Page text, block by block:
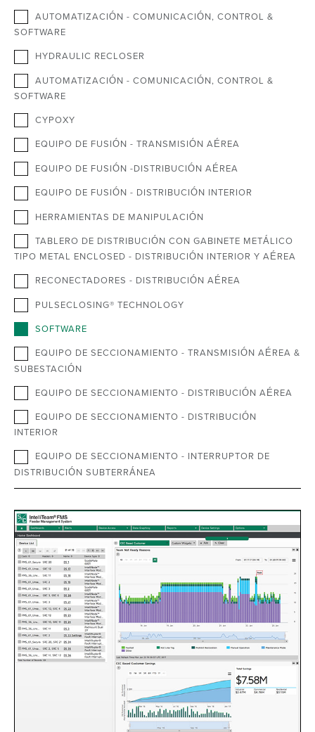
AUTOMATIZACIÓN - COMUNICACIÓN, CONTROL &
SOFTWARE
HYDRAULIC RECLOSER
AUTOMATIZACIÓN - COMUNICACIÓN, CONTROL &
SOFTWARE
CYPOXY
EQUIPO DE FUSIÓN - TRANSMISIÓN AÉREA
EQUIPO DE FUSIÓN -DISTRIBUCIÓN AÉREA
EQUIPO DE FUSIÓN - DISTRIBUCIÓN INTERIOR
HERRAMIENTAS DE MANIPULACIÓN
TABLERO DE DISTRIBUCIÓN CON GABINETE METÁLICO
TIPO METAL ENCLOSED - DISTRIBUCIÓN INTERIOR Y AÉREA
RECONECTADORES - DISTRIBUCIÓN AÉREA
PULSECLOSING® TECHNOLOGY
SOFTWARE
EQUIPO DE SECCIONAMIENTO - TRANSMISIÓN AÉREA &
SUBESTACIÓN
EQUIPO DE SECCIONAMIENTO - DISTRIBUCIÓN AÉREA
EQUIPO DE SECCIONAMIENTO - DISTRIBUCIÓN
INTERIOR
EQUIPO DE SECCIONAMIENTO - INTERRUPTOR DE
DISTRIBUCIÓN SUBTERRÁNEA